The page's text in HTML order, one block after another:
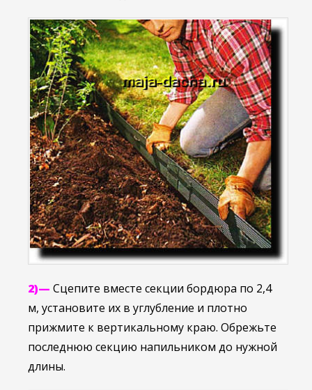
2)— Сцепите вместе секции бордюра по 2,4
м, установите их в углубление и плотно
прижмите к вертикальному краю. Обрежьте
последнюю секцию напильником до нужной
длины.